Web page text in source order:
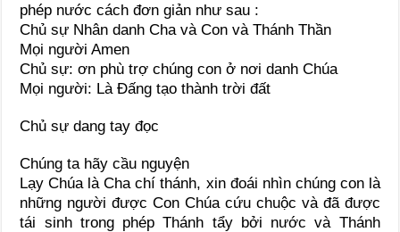
phép nước cách đơn giản như sau :
Chủ sự Nhân danh Cha và Con và Thánh Thần
Mọi người Amen
Chủ sự: ơn phù trợ chúng con ở nơi danh Chúa
Mọi người: Là Đấng tạo thành trời đất
Chủ sự dang tay đọc
Chúng ta hãy cầu nguyện
Lạy Chúa là Cha chí thánh, xin đoái nhìn chúng con là
những người được Con Chúa cứu chuộc và đã được
tái sinh trong phép Thánh tẩy bởi nước và Thánh